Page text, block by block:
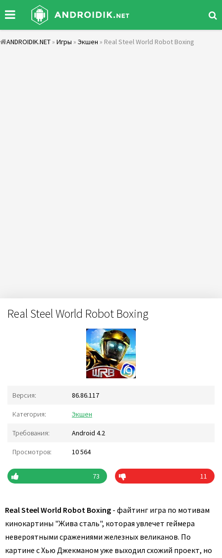
ANDROIDIK.NET » Игры » Экшен » Real Steel World Robot Boxing
Real Steel World Robot Boxing
Версия: 86.86.117
Категория: Экшен
Требования: Android 4.2
Просмотров: 10 564
73 11
Real Steel World Robot Boxing - файтинг игра по мотивам
кинокартины "Жива сталь", которая увлечет геймера
невероятными сражениями железных великанов. По
картине с Хью Джекманом уже выходил схожий проект, но